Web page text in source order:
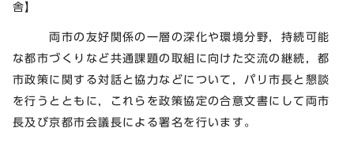
舎】
両市の友好関係の一層の深化や環境分野，持続可能
な都市づくりなど共通課題の取組に向けた交流の継続，都
市政策に関する対話と協力などについて，パリ市長と懇談
を行うとともに，これらを政策協定の合意文書にして両市
長及び京都市会議長による署名を行います。